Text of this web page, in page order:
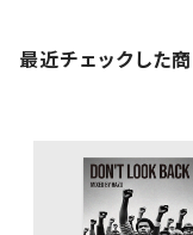
最近チェックした